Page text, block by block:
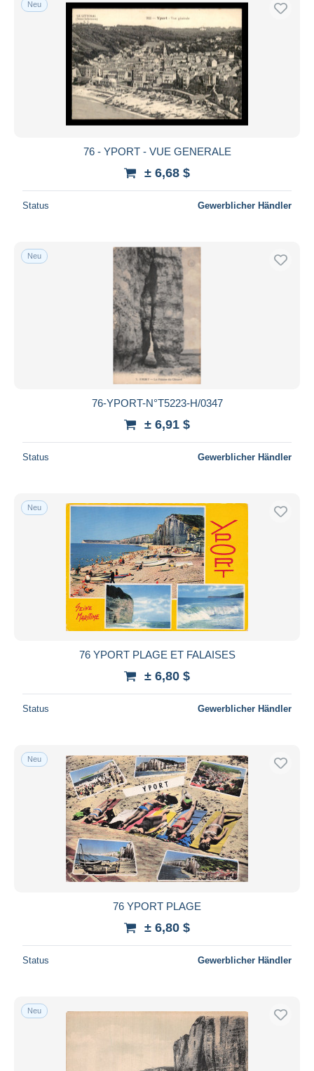
Kostenloser Versand
Zahlungsmethoden
PayPal
Banküberweisung
Visa
Mastercard
iDeal
Übernehmen
Neu
76 - YPORT - VUE GENERALE
± 6,68 $
Status Gewerblicher Händler
Neu
76-YPORT-N°T5223-H/0347
± 6,91 $
Status Gewerblicher Händler
Neu
76 YPORT PLAGE ET FALAISES
± 6,80 $
Status Gewerblicher Händler
Neu
76 YPORT PLAGE
± 6,80 $
Status Gewerblicher Händler
Neu